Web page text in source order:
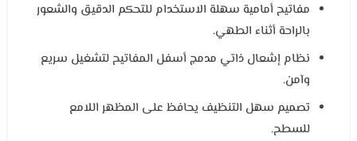
مفاتيح أمامية سهلة الاستخدام للتحكم الدقيق والشعور
بالراحة أثناء الطهي.
نظام إشعال ذاتي مدمج أسفل المفاتيح لتشغيل سريع
وآمن.
تصميم سهل التنظيف يحافظ على المظهر اللامع
للسطح.